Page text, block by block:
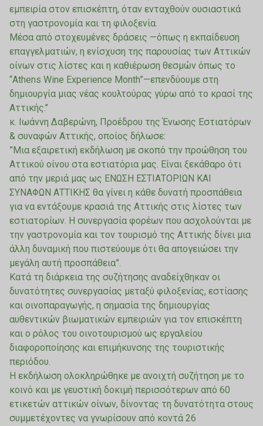
εμπειρία στον επισκέπτη, όταν ενταχθούν ουσιαστικά
στη γαστρονομία και τη φιλοξενία.
Μέσα από στοχευμένες δράσεις —όπως η εκπαίδευση
επαγγελματιών, η ενίσχυση της παρουσίας των Αττικών
οίνων στις λίστες και η καθιέρωση θεσμών όπως το
“Athens Wine Experience Month”—επενδύουμε στη
δημιουργία μιας νέας κουλτούρας γύρω από το κρασί της
Αττικής.’’
κ. Ιωάννη Δαβερώνη, Προέδρου της Ένωσης Εστιατόρων
& συναφών Αττικής, οποίος δήλωσε:
”Μια εξαιρετική εκδήλωση με σκοπό την προώθηση του
Αττικού οίνου στα εστιατόρια μας. Είναι ξεκάθαρο ότι
από την μεριά μας ως ΕΝΩΣΗ ΕΣΤΙΑΤΟΡΙΩΝ ΚΑΙ
ΣΥΝΑΦΩΝ ΑΤΤΙΚΗΣ θα γίνει η κάθε δυνατή προσπάθεια
για να εντάξουμε κρασιά της Αττικής στις λίστες των
εστιατορίων. Η συνεργασία φορέων που ασχολούνται με
την γαστρονομία και τον τουρισμό της Αττικής δίνει μια
άλλη δυναμική που πιστεύουμε ότι θα απογειώσει την
μεγάλη αυτή προσπάθεια”.
Κατά τη διάρκεια της συζήτησης αναδείχθηκαν οι
δυνατότητες συνεργασίας μεταξύ φιλοξενίας, εστίασης
και οινοπαραγωγής, η σημασία της δημιουργίας
αυθεντικών βιωματικών εμπειριών για τον επισκέπτη
και ο ρόλος του οινοτουρισμού ως εργαλείου
διαφοροποίησης και επιμήκυνσης της τουριστικής
περιόδου.
Η εκδήλωση ολοκληρώθηκε με ανοιχτή συζήτηση με το
κοινό και με γευστική δοκιμή περισσότερων από 60
ετικετών αττικών οίνων, δίνοντας τη δυνατότητα στους
συμμετέχοντες να γνωρίσουν από κοντά 26